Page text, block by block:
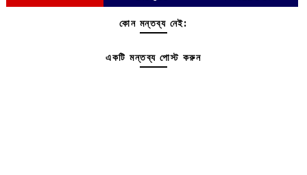
কোন মন্তব্য নেই:
একটি মন্তব্য পোস্ট করুন